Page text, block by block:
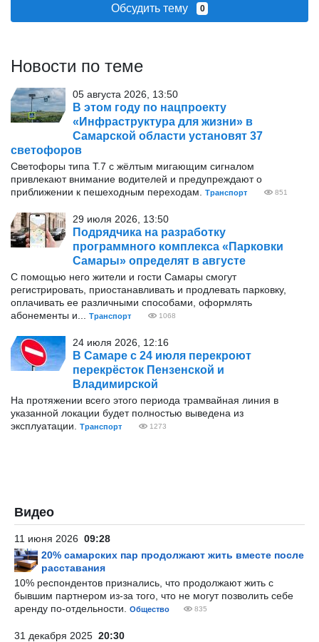
Обсудить тему 0
Новости по теме
05 августа 2026, 13:50
В этом году по нацпроекту
«Инфраструктура для жизни» в
Самарской области установят 37
светофоров
Светофоры типа Т.7 с жёлтым мигающим сигналом
привлекают внимание водителей и предупреждают о
приближении к пешеходным переходам.
Транспорт 851
29 июля 2026, 13:50
Подрядчика на разработку
программного комплекса «Парковки
Самары» определят в августе
С помощью него жители и гости Самары смогут
регистрировать, приостанавливать и продлевать парковку,
оплачивать ее различными способами, оформлять
абонементы и...
Транспорт 1068
24 июля 2026, 12:16
В Самаре с 24 июля перекроют
перекрёсток Пензенской и
Владимирской
На протяжении всего этого периода трамвайная линия в
указанной локации будет полностью выведена из
эксплуатации.
Транспорт 1273
Видео
11 июня 2026 09:28
20% самарских пар продолжают жить вместе после
расставания
10% респондентов признались, что продолжают жить с
бывшим партнером из-за того, что не могут позволить себе
аренду по-отдельности.
Общество 835
31 декабря 2025 20:30